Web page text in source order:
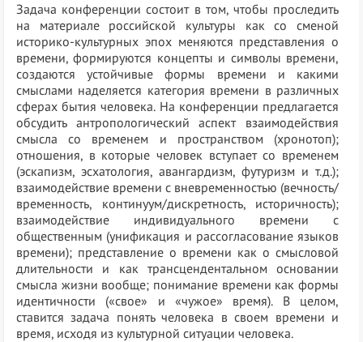
Задача конференции состоит в том, чтобы проследить
на материале российской культуры как со сменой
историко-культурных эпох меняются представления о
времени, формируются концепты и символы времени,
создаются устойчивые формы времени и какими
смыслами наделяется категория времени в различных
сферах бытия человека. На конференции предлагается
обсудить антропологический аспект взаимодействия
смысла со временем и пространством (хронотоп);
отношения, в которые человек вступает со временем
(эскапизм, эсхатология, авангардизм, футуризм и т.д.);
взаимодействие времени с вневременностью (вечность/
временность, континуум/дискретность, историчность);
взаимодействие индивидуального времени с
общественным (унификация и рассогласование языков
времени); представление о времени как о смысловой
длительности и как трансцендентальном основании
смысла жизни вообще; понимание времени как формы
идентичности («свое» и «чужое» время). В целом,
ставится задача понять человека в своем времени и
время, исходя из культурной ситуации человека.